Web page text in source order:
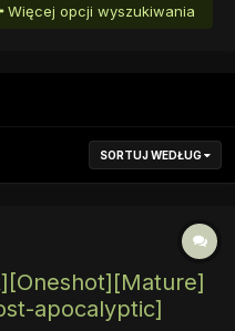
Więcej opcji wyszukiwania
SORTUJ WEDŁUG
apocalyptic]